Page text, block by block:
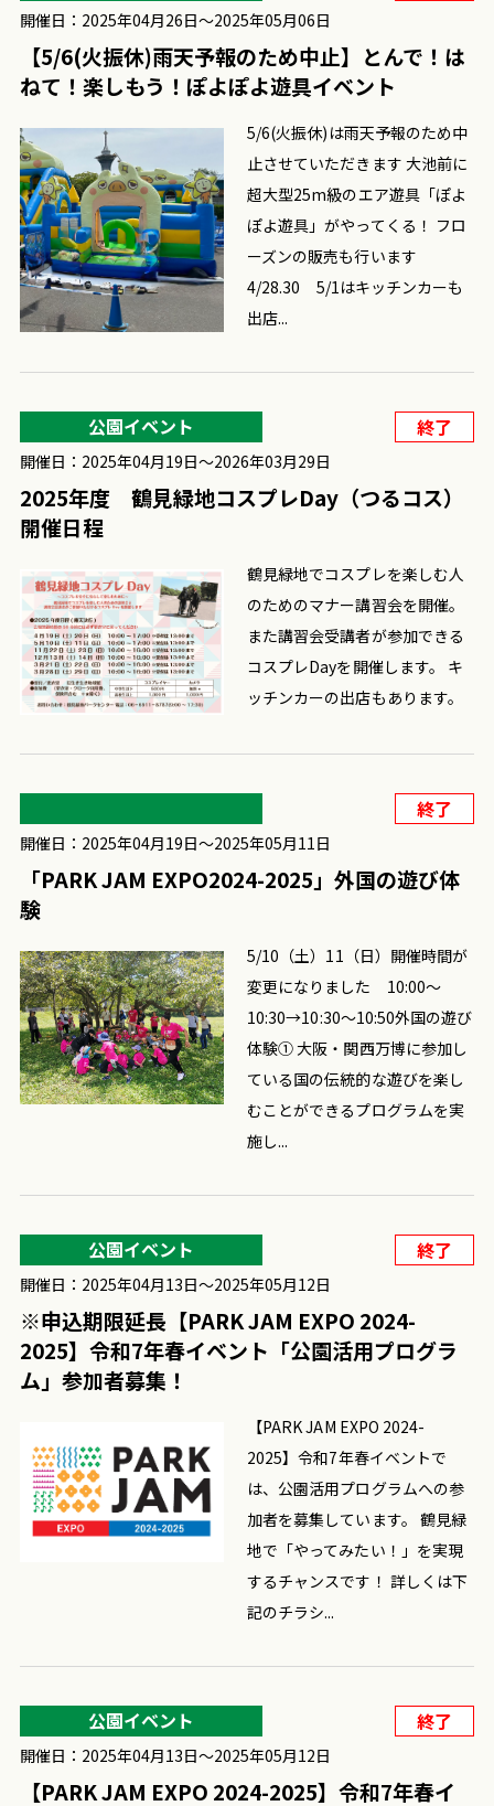
5/6(火振休)は雨天予報のため中
止させていただきます 大池前に
超大型25m級のエア遊具「ぽよ
ぽよ遊具」がやってくる！ フロ
ーズンの販売も行います
4/28.30 5/1はキッチンカーも
出店...
開催日：2025年04月26日〜2025年05月06日
【5/6(火振休)雨天予報のため中止】とんで！は
ねて！楽しもう！ぽよぽよ遊具イベント
鶴見緑地でコスプレを楽しむ人
のためのマナー講習会を開催。
また講習会受講者が参加できる
コスプレDayを開催します。 キ
ッチンカーの出店もあります。
公園イベント 終了
開催日：2025年04月19日〜2026年03月29日
2025年度 鶴見緑地コスプレDay（つるコス）
開催日程
5/10（土）11（日）開催時間が
変更になりました 10:00～
10:30→10:30～10:50外国の遊び
体験① 大阪・関西万博に参加し
ている国の伝統的な遊びを楽し
むことができるプログラムを実
施し...
終了
開催日：2025年04月19日〜2025年05月11日
「PARK JAM EXPO2024-2025」外国の遊び体
験
【PARK JAM EXPO 2024-
2025】令和7年春イベントで
は、公園活用プログラムへの参
加者を募集しています。 鶴見緑
地で「やってみたい！」を実現
するチャンスです！ 詳しくは下
記のチラシ...
公園イベント 終了
開催日：2025年04月13日〜2025年05月12日
※申込期限延長【PARK JAM EXPO 2024-
2025】令和7年春イベント「公園活用プログラ
ム」参加者募集！
公園イベント 終了
開催日：2025年04月13日〜2025年05月12日
【PARK JAM EXPO 2024-2025】令和7年春イ